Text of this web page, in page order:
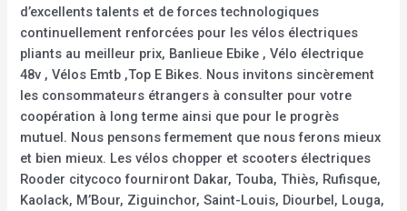
d’excellents talents et de forces technologiques
continuellement renforcées pour les vélos électriques
pliants au meilleur prix, Banlieue Ebike , Vélo électrique
48v , Vélos Emtb ,Top E Bikes. Nous invitons sincèrement
les consommateurs étrangers à consulter pour votre
coopération à long terme ainsi que pour le progrès
mutuel. Nous pensons fermement que nous ferons mieux
et bien mieux. Les vélos chopper et scooters électriques
Rooder citycoco fourniront Dakar, Touba, Thiès, Rufisque,
Kaolack, M’Bour, Ziguinchor, Saint-Louis, Diourbel, Louga,